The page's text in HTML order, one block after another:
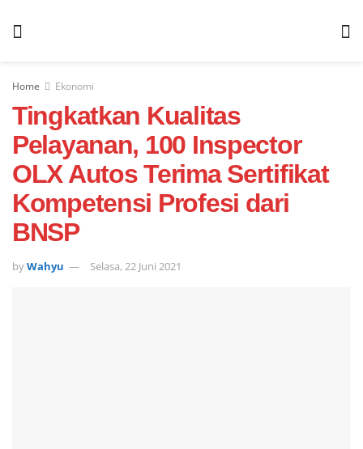
Home Ekonomi
Tingkatkan Kualitas
Pelayanan, 100 Inspector
OLX Autos Terima Sertifikat
Kompetensi Profesi dari
BNSP
byWahyu Selasa, 22 Juni 2021